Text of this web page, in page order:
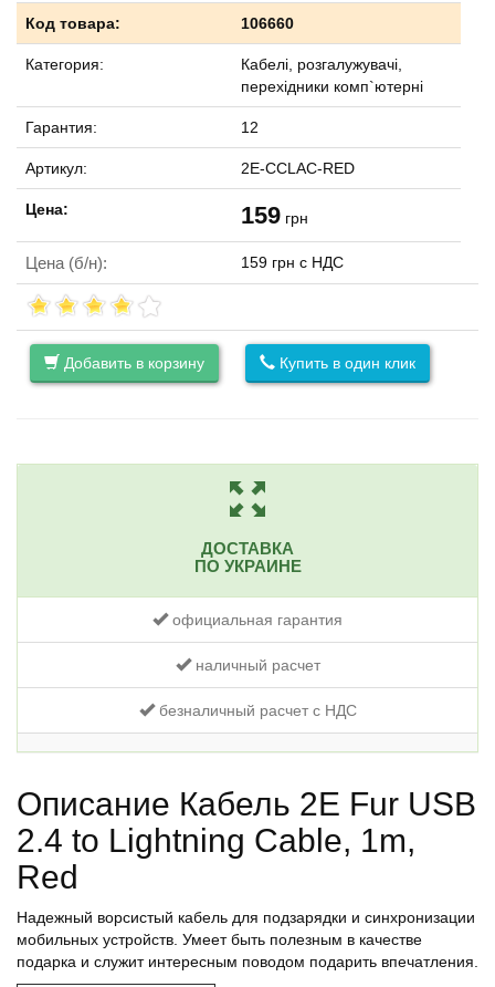
Код товара: 106660
Категория:
Кабелі, розгалужувачі,
перехідники комп`ютерні
Гарантия: 12
Артикул: 2E-CCLAC-RED
Цена: 159 грн
Цена (б/н): 159 грн с НДС
Добавить в корзину Купить в один клик
ДОСТАВКА
ПО УКРАИНЕ
официальная гарантия
наличный расчет
безналичный расчет с НДС
Описание Кабель 2E Fur USB
2.4 to Lightning Cable, 1m,
Red
Надежный ворсистый кабель для подзарядки и синхронизации
мобильных устройств. Умеет быть полезным в качестве
подарка и служит интересным поводом подарить впечатления.